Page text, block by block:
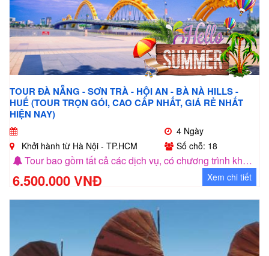
TOUR ĐÀ NẴNG - SƠN TRÀ - HỘI AN - BÀ NÀ HILLS -
HUẾ (TOUR TRỌN GÓI, CAO CẤP NHẤT, GIÁ RẺ NHẤT
HIỆN NAY)
4 Ngày
Khởi hành từ Hà Nội - TP.HCM
Số chỗ: 18
Tour bao gồm tất cả các dịch vụ, có chương trình khuyến mãi cho nhóm khách 5 người
6.500.000 VNĐ Xem chi tiết